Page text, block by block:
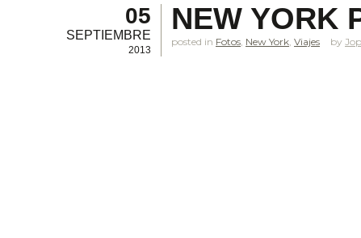
05
SEPTIEMBRE
2013
NEW YORK
posted in Fotos New York Viajes